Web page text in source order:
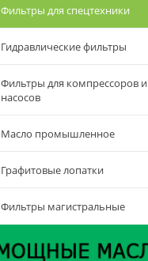
Фильтры для спецтехники
Гидравлические фильтры
Фильтры для компрессоров и
насосов
Масло промышленное
Графитовые лопатки
Фильтры магистральные